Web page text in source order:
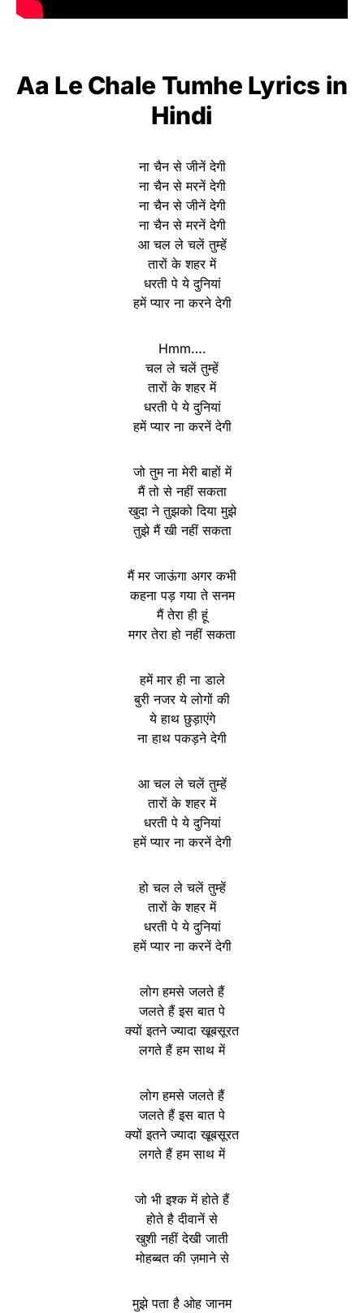
Aa Le Chale Tumhe Lyrics in
Hindi
ना चैन से जीनें देगी
ना चैन से मरनें देगी
ना चैन से जीनें देगी
ना चैन से मरनें देगी
आ चल ले चलें तुम्हें
तारों के शहर में
धरती पे ये दुनियां
हमें प्यार ना करने देगी
Hmm….
चल ले चलें तुम्हें
तारों के शहर में
धरती पे ये दुनियां
हमें प्यार ना करनें देगी
जो तुम ना मेरी बाहों में
मैं तो से नहीं सकता
खुदा ने तुझको दिया मुझे
तुझे मैं खी नहीं सकता
मैं मर जाऊंगा अगर कभी
कहना पड़ गया ते सनम
मैं तेरा ही हूं
मगर तेरा हो नहीं सकता
हमें मार ही ना डाले
बुरी नजर ये लोगों की
ये हाथ छुड़ाएंगे
ना हाथ पकड़ने देगी
आ चल ले चलें तुम्हें
तारों के शहर में
धरती पे ये दुनियां
हमें प्यार ना करनें देगी
हो चल ले चलें तुम्हें
तारों के शहर में
धरती पे ये दुनियां
हमें प्यार ना करनें देगी
लोग हमसे जलते हैं
जलते हैं इस बात पे
क्यों इतने ज्यादा खूबसूरत
लगते हैं हम साथ में
लोग हमसे जलते हैं
जलते हैं इस बात पे
क्यों इतने ज्यादा खूबसूरत
लगते हैं हम साथ में
जो भी इश्क में होते हैं
होते है दीवानें से
खुशी नहीं देखी जाती
मोहब्बत की ज़माने से
मुझे पता है ओह जानम